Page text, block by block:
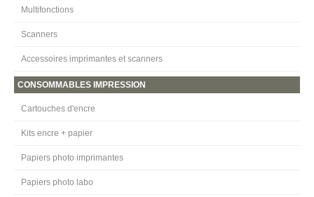
Multifonctions
Scanners
Accessoires imprimantes et scanners
CONSOMMABLES IMPRESSION
Cartouches d'encre
Kits encre + papier
Papiers photo imprimantes
Papiers photo labo